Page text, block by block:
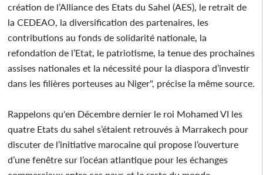
création de l’Alliance des Etats du Sahel (AES), le retrait de
la CEDEAO, la diversification des partenaires, les
contributions au fonds de solidarité nationale, la
refondation de l’Etat, le patriotisme, la tenue des prochaines
assises nationales et la nécessité pour la diaspora d’investir
dans les filières porteuses au Niger", précise la même source.
Rappelons qu'en Décembre dernier le roi Mohamed VI les
quatre Etats du sahel s’étaient retrouvés à Marrakech pour
discuter de l’initiative marocaine qui propose l’ouverture
d’une fenêtre sur l’océan atlantique pour les échanges